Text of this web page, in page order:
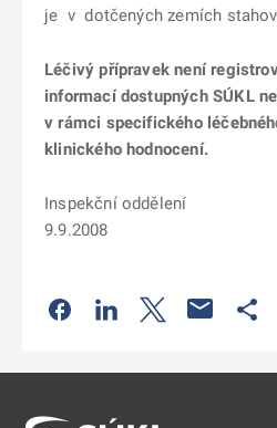
je v dotčených zemích
Léčivý přípravek není
informací dostupných SÚKL
v rámci specifického
klinického hodnocení.
Inspekční oddělení
9.9.2008
Odkaz se otevře na nové
Odkaz se otevře
Odkaz se